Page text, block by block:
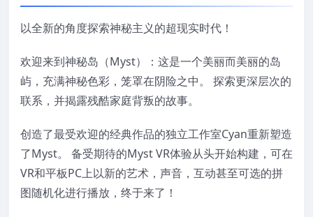
以全新的角度探索神秘主义的超现实时代！
欢迎来到神秘岛（Myst）：这是一个美丽而美丽的岛
屿，充满神秘色彩，笼罩在阴险之中。 探索更深层次的
联系，并揭露残酷家庭背叛的故事。
创造了最受欢迎的经典作品的独立工作室Cyan重新塑造
了Myst。 备受期待的Myst VR体验从头开始构建，可在
VR和平板PC上以新的艺术，声音，互动甚至可选的拼
图随机化进行播放，终于来了！